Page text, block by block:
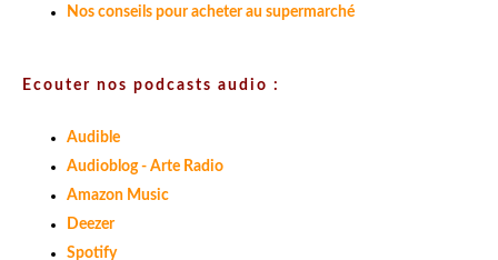
Nos conseils pour acheter au supermarché
Ecouter nos podcasts audio :
Audible
Audioblog - Arte Radio
Amazon Music
Deezer
Spotify